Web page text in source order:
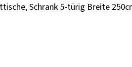
Schrank 5-türig Breite